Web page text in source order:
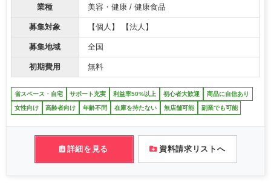
業種 美容・健康 / 健康食品
募集対象 【個人】 【法人】
募集地域 全国
初期費用 無料
省スペース・自宅 サポート充実 利益率50%以上 初心者大歓迎 商品に自信あり
女性向け 高齢者向け 年齢不問 在庫を持たない 無店舗可能 副業でも可能
詳細を見る 資料請求リストへ